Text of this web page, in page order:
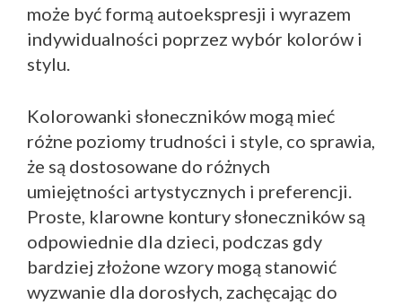
może być formą autoekspresji i wyrazem
indywidualności poprzez wybór kolorów i
stylu.
Kolorowanki słoneczników mogą mieć
różne poziomy trudności i style, co sprawia,
że są dostosowane do różnych
umiejętności artystycznych i preferencji.
Proste, klarowne kontury słoneczników są
odpowiednie dla dzieci, podczas gdy
bardziej złożone wzory mogą stanowić
wyzwanie dla dorosłych, zachęcając do